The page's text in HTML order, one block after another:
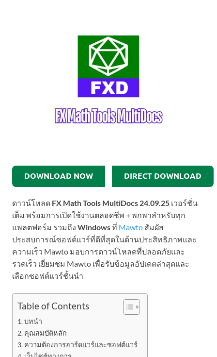
DOWNLOAD NOW DIRECT DOWNLOAD
ดาวน์โหลด FX Math Tools MultiDocs 24.09.25 เวอร์ชั่น
เต็ม พร้อมการเปิดใช้งานตลอดชีพ + พกพาสำหรับทุก
แพลตฟอร์ม รวมถึง Windowsที่ Mawto สัมผัส
ประสบการณ์ซอฟต์แวร์ที่ดีที่สุดในด้านประสิทธิภาพและ
ความเร็ว Mawto มอบการดาวน์โหลดที่ปลอดภัยและ
รวดเร็ว เยี่ยมชม Mawto เพื่อรับข้อมูลอัปเดตล่าสุดและ
เลือกซอฟต์แวร์ชั้นนำ
Table of Contents
บทนำ
คุณสมบัติหลัก
ความต้องการฮาร์ดแวร์และซอฟต์แวร์